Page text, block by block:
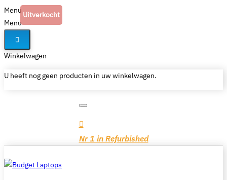
Menu
Menu
Winkelwagen
U heeft nog geen producten in uw winkelwagen.
Nr 1 in Refurbished
Uitverkocht